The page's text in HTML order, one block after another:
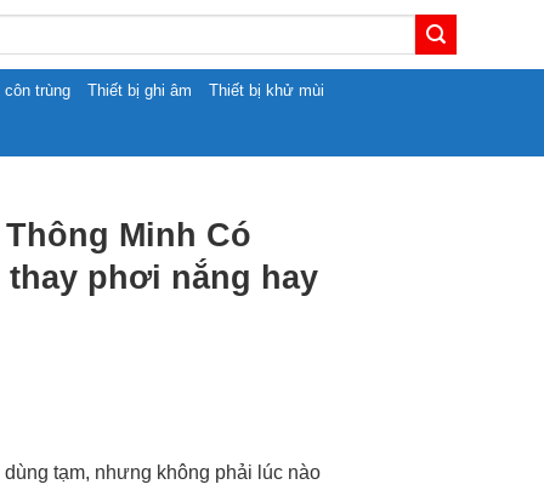
trùng Thiết bị ghi âm Thiết bị khử mùi
Minh Có
thay phơi nắng hay
tạm, nhưng không phải lúc nào